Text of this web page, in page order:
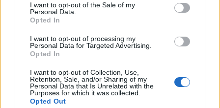
I want to opt-out of the Sale of my
Personal Data.
Opted In
I want to opt-out of processing my
Personal Data for Targeted Advertising.
Opted In
I want to opt-out of Collection, Use,
Retention, Sale, and/or Sharing of my
Personal Data that Is Unrelated with the
Purposes for which it was collected.
Opted Out
Kurze- Jeans....... L
hoda30 undlissy_kindgefällt dies.
lissy_kind
Lebende Forenlegende